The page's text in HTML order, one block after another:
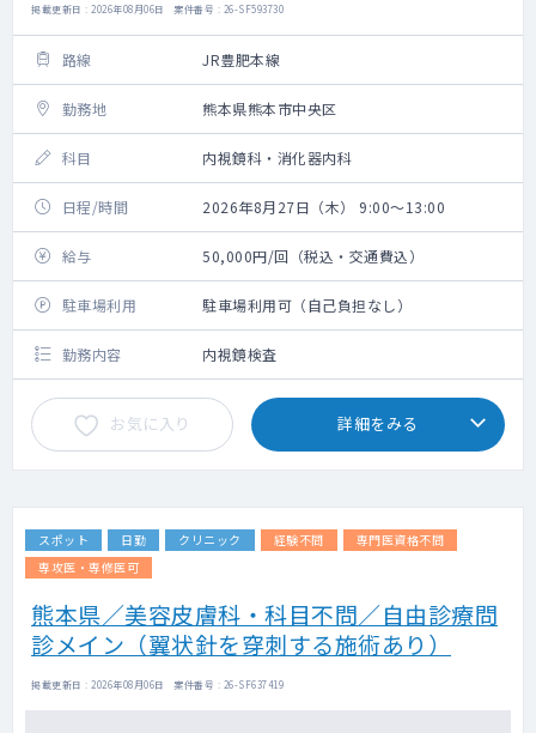
掲載更新日 : 2026年08月06日 案件番号 : 26-SF593730
路線 JR豊肥本線
勤務地 熊本県熊本市中央区
科目 内視鏡科・消化器内科
日程/時間 2026年8月27日（木） 9:00～13:00
給与 50,000円/回（税込・交通費込）
駐車場利用 駐車場利用可（自己負担なし）
勤務内容 内視鏡検査
お気に入り 詳細をみる
スポット 日勤 クリニック 経験不問
専門医資格不問
専攻医・専修医可
熊本県／美容皮膚科・科目不問／自由診療問
診メイン（翼状針を穿刺する施術あり）
掲載更新日 : 2026年08月06日 案件番号 : 26-SF637419